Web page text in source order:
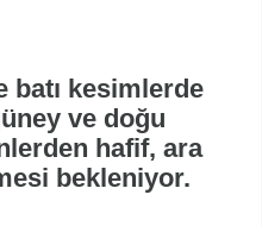
batı kesimlerde
ve doğu
hafif, ara
bekleniyor.